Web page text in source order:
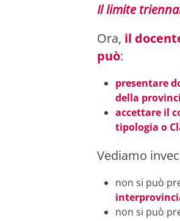
Il limite
Ora, il
può:
presentare
della
accettare il
tipologia o
Vediamo
non si può
non si può